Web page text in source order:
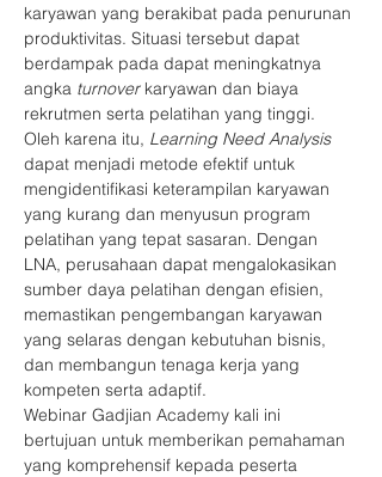
karyawan yang berakibat pada penurunan
produktivitas. Situasi tersebut dapat
berdampak pada dapat meningkatnya
angka turnover karyawan dan biaya
rekrutmen serta pelatihan yang tinggi.
Oleh karena itu, Learning Need Analysis
dapat menjadi metode efektif untuk
mengidentifikasi keterampilan karyawan
yang kurang dan menyusun program
pelatihan yang tepat sasaran. Dengan
LNA, perusahaan dapat mengalokasikan
sumber daya pelatihan dengan efisien,
memastikan pengembangan karyawan
yang selaras dengan kebutuhan bisnis,
dan membangun tenaga kerja yang
kompeten serta adaptif.
Webinar Gadjian Academy kali ini
bertujuan untuk memberikan pemahaman
yang komprehensif kepada peserta